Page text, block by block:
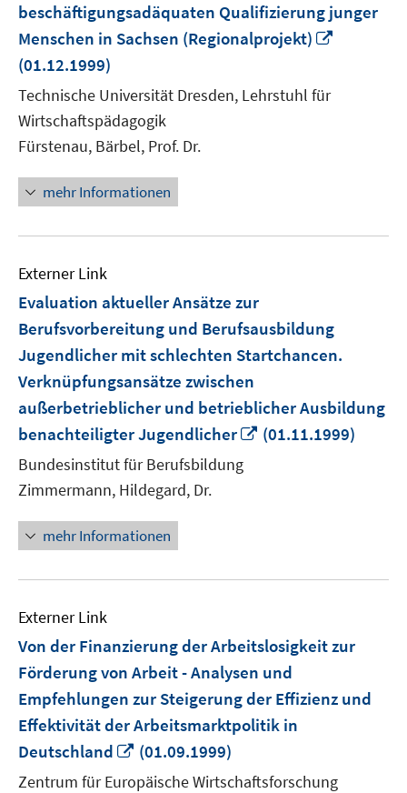
beschäftigungsadäquaten Qualifizierung junger
Menschen in Sachsen (Regionalprojekt)
(01.12.1999)
Technische Universität Dresden, Lehrstuhl für
Wirtschaftspädagogik
Fürstenau, Bärbel, Prof. Dr.
mehr Informationen
Externer Link
Evaluation aktueller Ansätze zur
Berufsvorbereitung und Berufsausbildung
Jugendlicher mit schlechten Startchancen.
Verknüpfungsansätze zwischen
außerbetrieblicher und betrieblicher Ausbildung
benachteiligter Jugendlicher
In
(01.11.1999)
Bundesinstitut für Berufsbildung
Zimmermann, Hildegard, Dr.
mehr Informationen
Externer Link
Von der Finanzierung der Arbeitslosigkeit zur
Förderung von Arbeit - Analysen und
Empfehlungen zur Steigerung der Effizienz und
Effektivität der Arbeitsmarktpolitik in
Deutschland
In
neuem
(01.09.1999)
Zentrum für Europäische Wirtschaftsforschung